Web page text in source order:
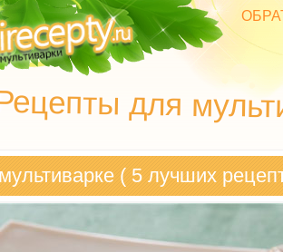
для
( 5 лучших